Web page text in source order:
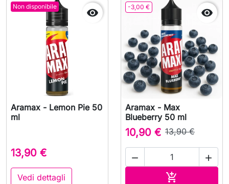
Non disponibile

Aramax - Lemon Pie 50
ml
13,90 €
Vedi dettagli
-3,00 € 
Aramax - Max
Blueberry 50 ml
10,90 € 13,90 €
 
